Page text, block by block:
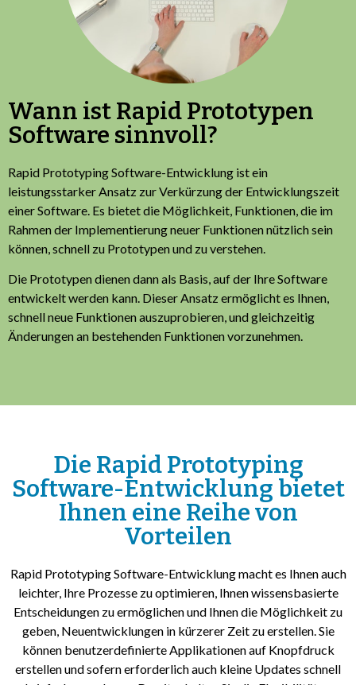
Wann ist Rapid Prototypen
Software sinnvoll?
Rapid Prototyping Software-Entwicklung ist ein
leistungsstarker Ansatz zur Verkürzung der Entwicklungszeit
einer Software. Es bietet die Möglichkeit, Funktionen, die im
Rahmen der Implementierung neuer Funktionen nützlich sein
können, schnell zu Prototypen und zu verstehen.
Die Prototypen dienen dann als Basis, auf der Ihre Software
entwickelt werden kann. Dieser Ansatz ermöglicht es Ihnen,
schnell neue Funktionen auszuprobieren, und gleichzeitig
Änderungen an bestehenden Funktionen vorzunehmen.
Die Rapid Prototyping
Software-Entwicklung bietet
Ihnen eine Reihe von
Vorteilen
Rapid Prototyping Software-Entwicklung macht es Ihnen auch
leichter, Ihre Prozesse zu optimieren, Ihnen wissensbasierte
Entscheidungen zu ermöglichen und Ihnen die Möglichkeit zu
geben, Neuentwicklungen in kürzerer Zeit zu erstellen. Sie
können benutzerdefinierte Applikationen auf Knopfdruck
erstellen und sofern erforderlich auch kleine Updates schnell